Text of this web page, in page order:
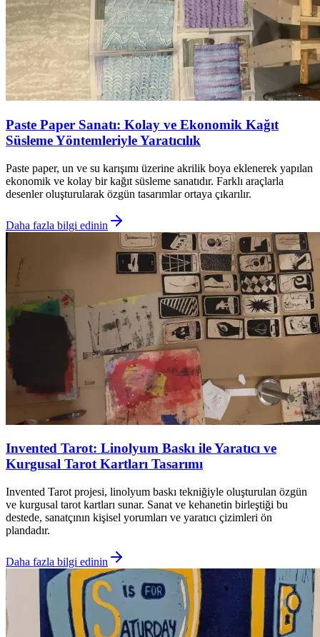
Paste Paper Sanatı: Kolay ve Ekonomik Kağıt
Süsleme Yöntemleriyle Yaratıcılık
Paste paper, un ve su karışımı üzerine akrilik boya eklenerek yapılan
ekonomik ve kolay bir kağıt süsleme sanatıdır. Farklı araçlarla
desenler oluşturularak özgün tasarımlar ortaya çıkarılır.
Daha fazla bilgi edinin
Invented Tarot: Linolyum Baskı ile Yaratıcı ve
Kurgusal Tarot Kartları Tasarımı
Invented Tarot projesi, linolyum baskı tekniğiyle oluşturulan özgün
ve kurgusal tarot kartları sunar. Sanat ve kehanetin birleştiği bu
destede, sanatçının kişisel yorumları ve yaratıcı çizimleri ön
plandadır.
Daha fazla bilgi edinin